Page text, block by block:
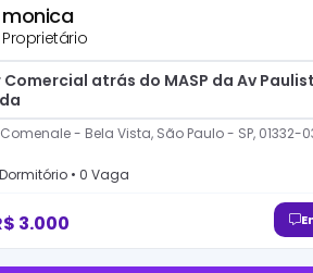
monica
Proprietário
atrás do MASP da Av
- Bela Vista, São Paulo - SP, 01332-
Dormitório • 0 Vaga
3.000